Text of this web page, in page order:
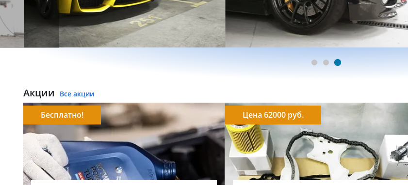
Акции Все акции
Бесплатно! Цена 62000 руб.